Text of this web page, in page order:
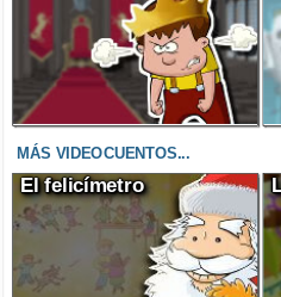
MÁS VIDEOCUENTOS...
El felicímetro